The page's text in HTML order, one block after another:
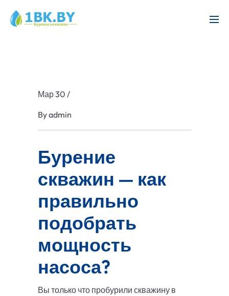
Мар 30 /
Byadmin
Бурение
скважин — как
правильно
подобрать
мощность
насоса?
Вы только что пробурили скважину в